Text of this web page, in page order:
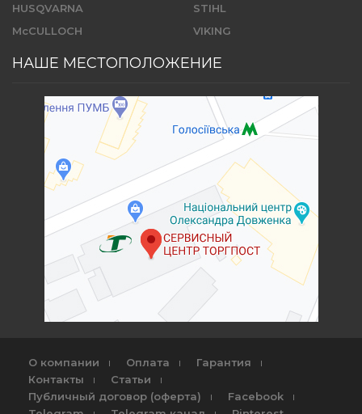
HUSQVARNA
McCULLOCH
STIHL
VIKING
НАШЕ МЕСТОПОЛОЖЕНИЕ
О компании Оплата
Гарантия
Контакты
Статьи
Публичный договор (оферта)
Facebook